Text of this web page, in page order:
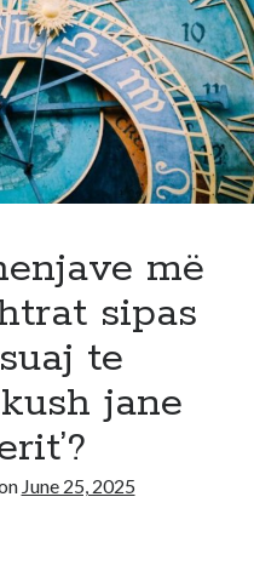
më
sipas
te
jane
June 25, 2025